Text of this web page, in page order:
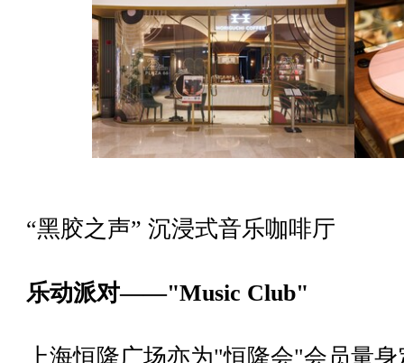
“黑胶之声” 沉浸式音乐咖啡厅
乐动派对——"Music Club"
上海恒隆广场亦为"恒隆会"会员量